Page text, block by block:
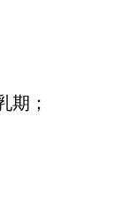
期；